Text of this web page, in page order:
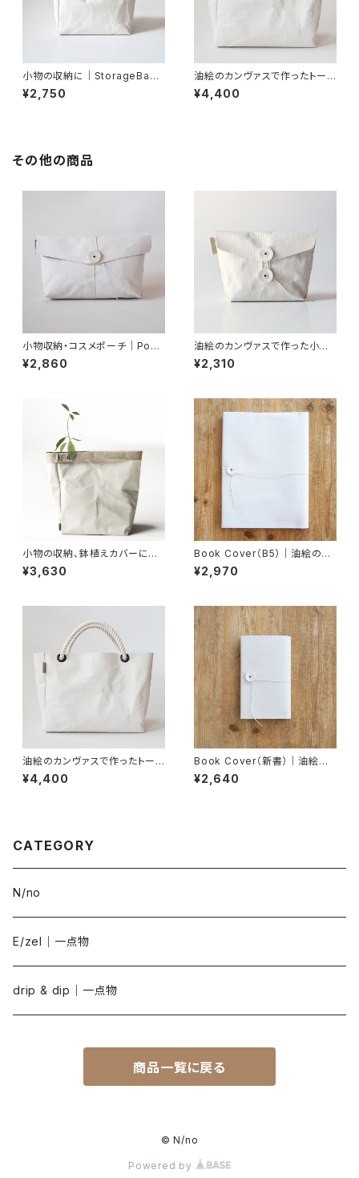
小物の収納に｜StorageBask
et（MINI）
¥2,750
油絵のカンヴァスで作ったトート
バッグ｜Tote_F2_2WAY-ROP
E
¥4,400
その他の商品
小物収納・コスメポーチ｜Pouc
h（A6）
¥2,860
油絵のカンヴァスで作った小さ
いポーチ｜TINY Pouch
¥2,310
小物の収納、鉢植えカバーにも
｜StorageBag_F4
¥3,630
Book Cover（B5）｜油絵のカ
ンヴァスで作った、B5サイズのブ
ックカバー
¥2,970
油絵のカンヴァスで作ったトート
バッグ｜Tote_F2_2WAY-ROP
E
¥4,400
Book Cover（新書）｜油絵の
カンヴァスで作った、新書サイズ
のブックカバー
¥2,640
CATEGORY
N/no
E/zel｜一点物
drip & dip｜一点物
商品一覧に戻る
© N/no
Powered by